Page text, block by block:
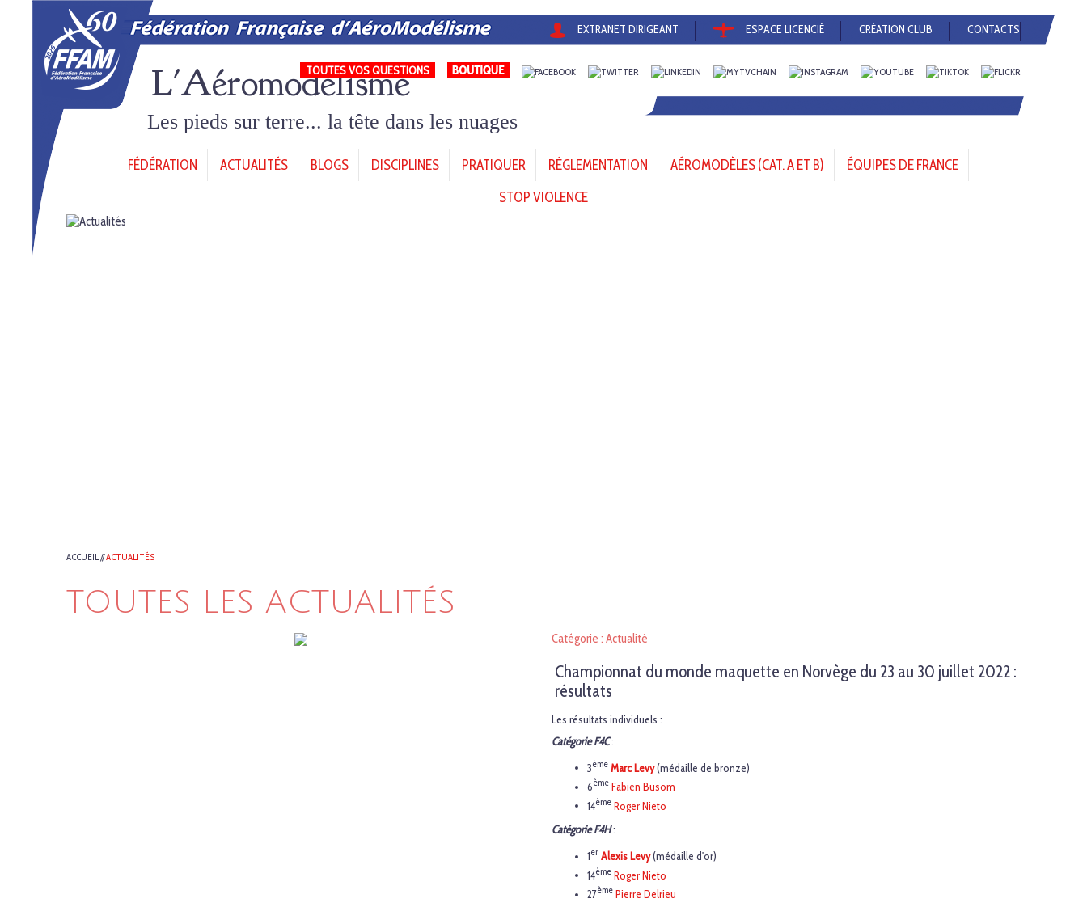
EXTRANET DIRIGEANT ESPACE LICENCIÉ CRÉATION CLUB CONTACTS
TOUTES VOS QUESTIONS
L'Aéromodélisme
Les pieds sur terre... la tête dans les nuages
FÉDÉRATION ACTUALITÉS BLOGS DISCIPLINES PRATIQUER RÉGLEMENTATION AÉROMODÈLES (CAT. A ET B)
ÉQUIPES DE FRANCE
STOP VIOLENCE
ACCUEIL//ACTUALITÉS
TOUTES LES ACTUALITÉS
Catégorie : Actualité
Championnat du monde maquette en Norvège du 23 au 30 juillet 2022 :
résultats
Les résultats individuels :
Catégorie F4C:
3ème Marc Levy(médaille de bronze)
6ème Fabien Busom
14ème Roger Nieto
Catégorie F4H:
1er Alexis Levy(médaille d'or)
14ème Roger Nieto
27ème Pierre Delrieu